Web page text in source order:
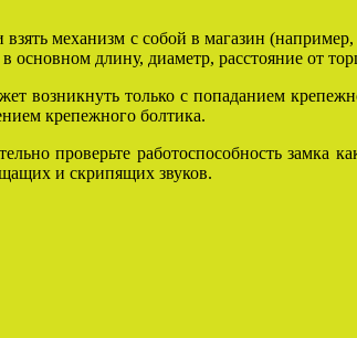
механизм с собой в магазин
длину, диаметр, расстояние от
возникнуть только с попаданием
крепежного болтика.
проверьте работоспособность
и скрипящих звуков.